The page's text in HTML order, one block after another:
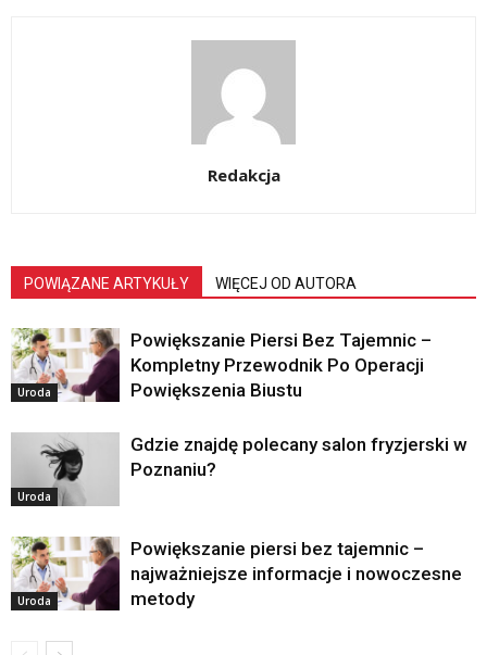
Redakcja
POWIĄZANE ARTYKUŁY WIĘCEJ OD AUTORA
Uroda
Powiększanie Piersi Bez Tajemnic –
Kompletny Przewodnik Po Operacji
Powiększenia Biustu
Uroda
Gdzie znajdę polecany salon fryzjerski w
Poznaniu?
Uroda
Powiększanie piersi bez tajemnic –
najważniejsze informacje i nowoczesne
metody